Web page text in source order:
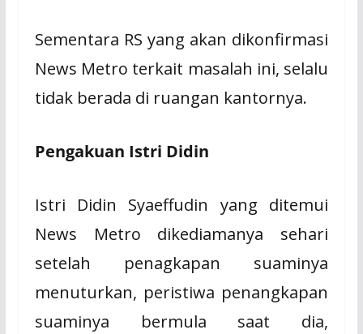
Sementara RS yang akan dikonfirmasi
News Metro terkait masalah ini, selalu
tidak berada di ruangan kantornya.
Pengakuan Istri Didin
Istri Didin Syaeffudin yang ditemui
News Metro dikediamanya sehari
setelah penagkapan suaminya
menuturkan, peristiwa penangkapan
suaminya bermula saat dia,